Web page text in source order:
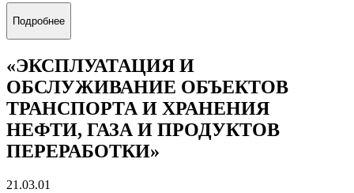
Подробнее
«ЭКСПЛУАТАЦИЯ И
ОБСЛУЖИВАНИЕ ОБЪЕКТОВ
ТРАНСПОРТА И ХРАНЕНИЯ
НЕФТИ, ГАЗА И ПРОДУКТОВ
ПЕРЕРАБОТКИ»
21.03.01